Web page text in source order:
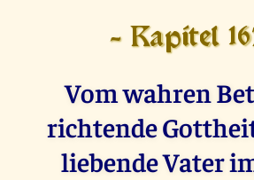
- Kapitel
Vom wahren
richtende
liebende Vater